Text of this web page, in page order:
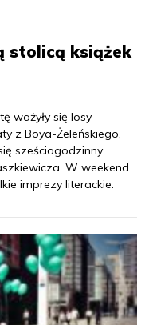
stolicą książek
ważyły się losy
z Boya-Żeleńskiego,
sześciogodzinny
W weekend
imprezy literackie.